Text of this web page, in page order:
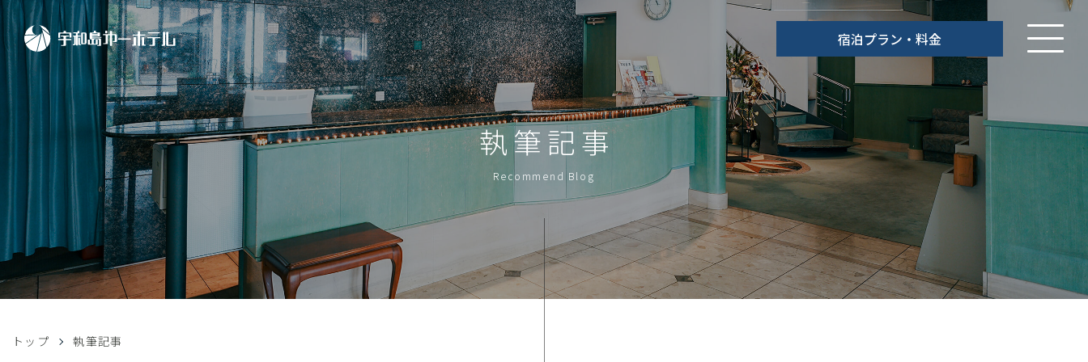
宿泊プラン・料金
執筆記事
Recommend Blog
トップ 執筆記事